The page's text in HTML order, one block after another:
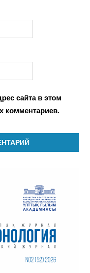
сайта в этом
комментариев.